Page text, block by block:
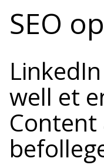
SEO
well et
Content